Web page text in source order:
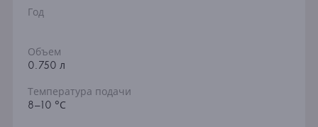
Год
Объем
0.750 л
Температура подачи
8–10 °С